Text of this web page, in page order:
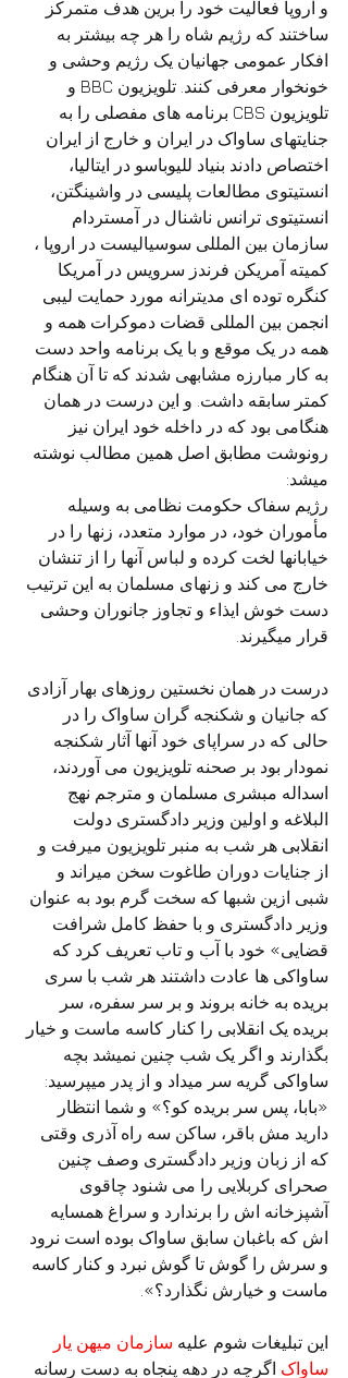
و اروپا فعالیت خود را برین هدف متمرکز
ساختند که رژیم شاه را هر چه بیشتر به
افکار عمومی جهانیان یک رژیم وحشی و
خونخوار معرفی کنند. تلویزیون BBC و
تلویزیون CBS برنامه های مفصلی را به
جنایتهای ساواک در ایران و خارج از ایران
اختصاص دادند بنیاد لليوباسو در ایتالیا،
انستیتوی مطالعات پلیسی در واشینگتن،
انستیتوی ترانس ناشنال در آمستردام
سازمان بین المللی سوسیالیست در اروپا ،
کمیته آمریکن فرندز سرویس در آمریکا
کنگره توده ای مدیترانه مورد حمایت لیبی
انجمن بین المللی قضات دموکرات همه و
همه در یک موقع و با یک برنامه واحد دست
به کار مبارزه مشابهی شدند که تا آن هنگام
کمتر سابقه داشت. و این درست در همان
هنگامی بود که در داخله خود ایران نیز
رونوشت مطابق اصل همین مطالب نوشته
میشد:
رژیم سفاک حکومت نظامی به وسیله
مأموران خود، در موارد متعدد، زنها را در
خیابانها لخت کرده و لباس آنها را از تنشان
خارج می کند و زنهای مسلمان به این ترتیب
دست خوش ایذاء و تجاوز جانوران وحشی
قرار میگیرند.
درست در همان نخستین روزهای بهار آزادی
که جانیان و شکنجه گران ساواک را در
حالی که در سراپای خود آنها آثار شکنجه
نمودار بود بر صحنه تلویزیون می آوردند،
اسداله مبشری مسلمان و مترجم نهج
البلاغه و اولین وزیر دادگستری دولت
انقلابی هر شب به منبر تلویزیون میرفت و
از جنایات دوران طاغوت سخن میراند و
شبی ازین شبها که سخت گرم بود به عنوان
وزیر دادگستری و با حفظ کامل شرافت
قضایی» خود با آب و تاب تعریف کرد که
ساواکی ها عادت داشتند هر شب با سری
بریده به خانه بروند و بر سر سفره، سر
بریده یک انقلابی را کنار کاسه ماست و خیار
بگذارند و اگر یک شب چنین نمیشد بچه
ساواکی گریه سر میداد و از پدر میپرسید:
«بابا، پس سر بریده کو؟» و شما انتظار
دارید مش باقر، ساکن سه راه آذری وقتی
که از زبان وزیر دادگستری وصف چنین
صحرای کربلایی را می شنود چاقوی
آشپزخانه اش را برندارد و سراغ همسایه
اش که باغبان سابق ساواک بوده است نرود
و سرش را گوش تا گوش نبرد و کنار کاسه
ماست و خیارش نگذارد؟».
این تبلیغات شوم علیه سازمان میهن یار
ساواک اگرچه در دهه پنجاه به دست رسانه